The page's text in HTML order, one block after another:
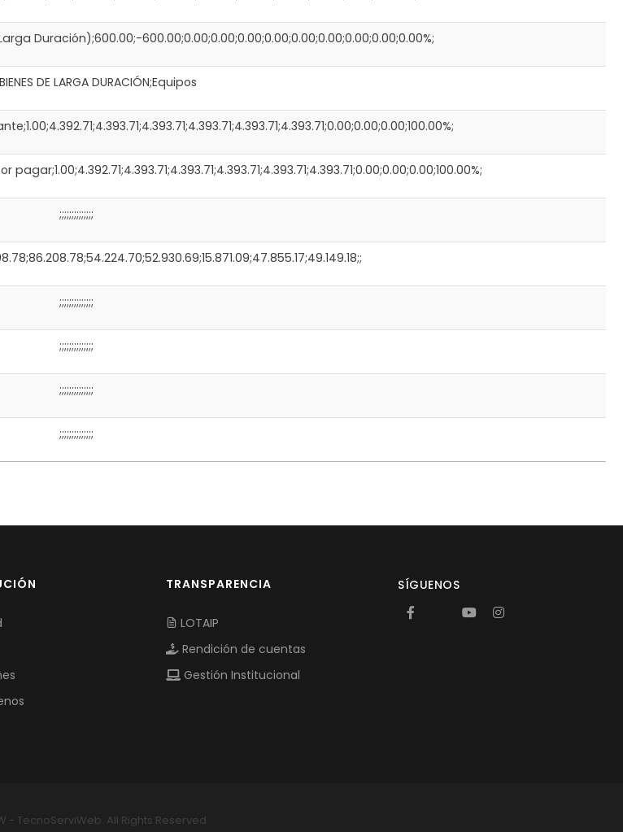
Larga Duración);600.00;-600.00;0.00;0.00;0.00;0.00;0.00;0.00;0.00;0.00;0.00%;
DE LARGA DURACIÓN;Equipos
pagar;1.00;4.392.71;4.393.71;4.393.71;4.393.71;4.393.71;4.393.71;0.00;0.00;0.00;100.00%;
;;;;;;;;;;;;;;
;;;;;;;;;;;;;;
;;;;;;;;;;;;;;
;;;;;;;;;;;;;;
;;;;;;;;;;;;;;
TRANSPARENCIA
LOTAIP
Rendición de cuentas
Gestión Institucional
SÍGUENOS
- TecnoServiWeb. All Rights Reserved.